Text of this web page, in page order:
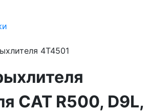
4T4501
CAT R500, D9L,